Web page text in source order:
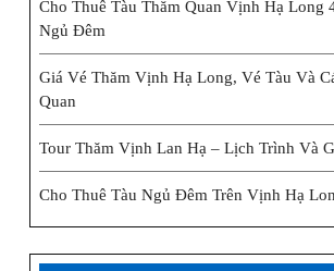
Cho Thuê Tàu Thăm Quan Vịnh Hạ Long
Ngủ Đêm
Giá Vé Thăm Vịnh Hạ Long, Vé Tàu Và
Quan
Tour Thăm Vịnh Lan Hạ – Lịch Trình Và
Cho Thuê Tàu Ngủ Đêm Trên Vịnh Hạ